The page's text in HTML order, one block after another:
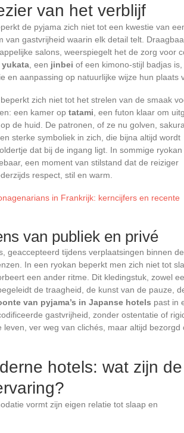
van het verblijf
de pyjama zich niet tot een kwestie van
van gastvrijheid waarin elk detail telt.
salons, weerspiegelt het de zorg voor
yukata , een jinbei of een kimono-stijl badjas is,
en aanpassing op natuurlijke wijze hun plaats
zich niet tot het strelen van de smaak
een kamer op tatami , een futon klaar om
de huid. De patronen, of ze nu golven,
sterke symboliek in zich, die bijna altijd wordt
dat bij de ingang ligt. In sommige
een moment van stilstand dat de reiziger
respect, stil en warm.
in Frankrijk: kerncijfers en recente
van publiek en privé
geaccepteerd tijdens verplaatsingen binnen de
In een ryokan beperkt men zich niet tot
een ander ritme. Dit kledingstuk, zowel
de traagheid, de kunst van de pauze,
van pyjama’s in Japanse hotels past in
gastvrijheid, zonder ostentatie of
ver weg van clichés, maar altijd bezorgd
hotels: wat zijn de
vormt zijn eigen relatie tot slaap en